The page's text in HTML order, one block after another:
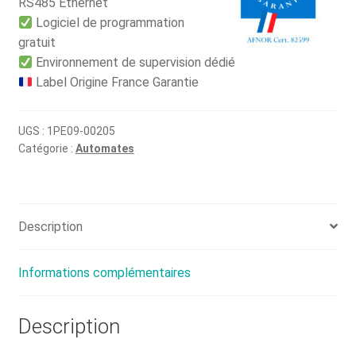
RS485 Ethernet
Logiciel de programmation
gratuit
Environnement de supervision dédié
Label Origine France Garantie
UGS : 1PE09-00205
Catégorie : Automates
Description
Informations complémentaires
Description